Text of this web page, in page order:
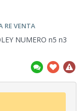
RE VENTA
NUMERO n5 n3